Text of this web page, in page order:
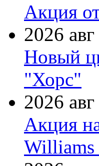
Акция
2026
Новый
"Хорс"
2026
Акция